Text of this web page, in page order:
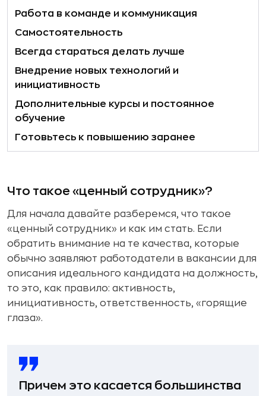
Работа в команде и коммуникация
Самостоятельность
Всегда стараться делать лучше
Внедрение новых технологий и
инициативность
Дополнительные курсы и постоянное
обучение
Готовьтесь к повышению заранее
Что такое «ценный сотрудник»?
Для начала давайте разберемся, что такое
«ценный сотрудник» и как им стать. Если
обратить внимание на те качества, которые
обычно заявляют работодатели в вакансии для
описания идеального кандидата на должность,
то это, как правило: активность,
инициативность, ответственность, «горящие
глаза».
Причем это касается большинства